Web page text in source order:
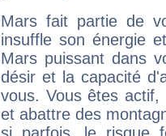
Mars fait partie de
insuffle son énergie
Mars puissant dans
désir et la capacité
vous. Vous êtes
et abattre des